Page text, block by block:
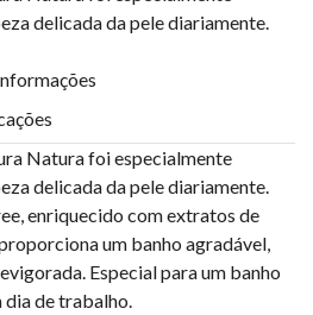
delicada da pele diariamente.
Natura foi especialmente
delicada da pele diariamente.
enriquecido com extratos de
um banho agradável,
Especial para um banho
dia de trabalho.